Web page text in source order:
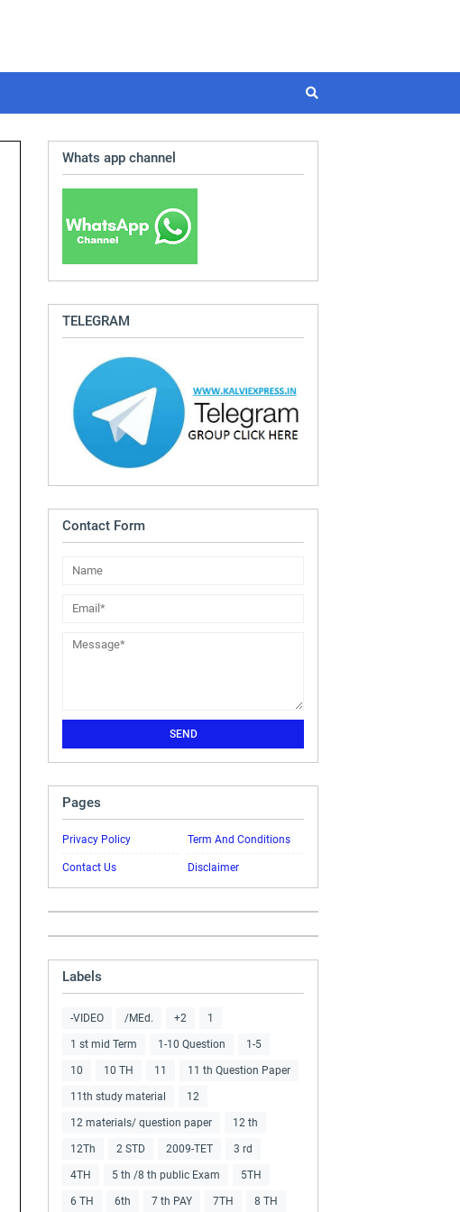
Whats app channel
TELEGRAM
Contact Form
Pages
Privacy Policy Term And Conditions
Contact Us Disclaimer
Labels
-VIDEO /MEd. +2 1
1 st mid Term 1-10 Question 1-5
10 10 TH 11 11 th Question Paper
11th study material 12
12 materials/ question paper 12 th
12Th 2 STD 2009-TET 3 rd
4TH 5 th /8 th public Exam 5TH
6 TH 6th 7 th PAY 7TH 8 TH